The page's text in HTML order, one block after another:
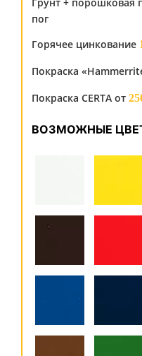
пог
Горячее цинкование
Покраска
Покраска CERTA от
ВОЗМОЖНЫЕ